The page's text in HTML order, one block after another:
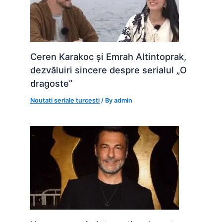
Ceren Karakoc și Emrah Altintoprak,
dezvăluiri sincere despre serialul „O
dragoste”
Noutati seriale turcesti / Byadmin